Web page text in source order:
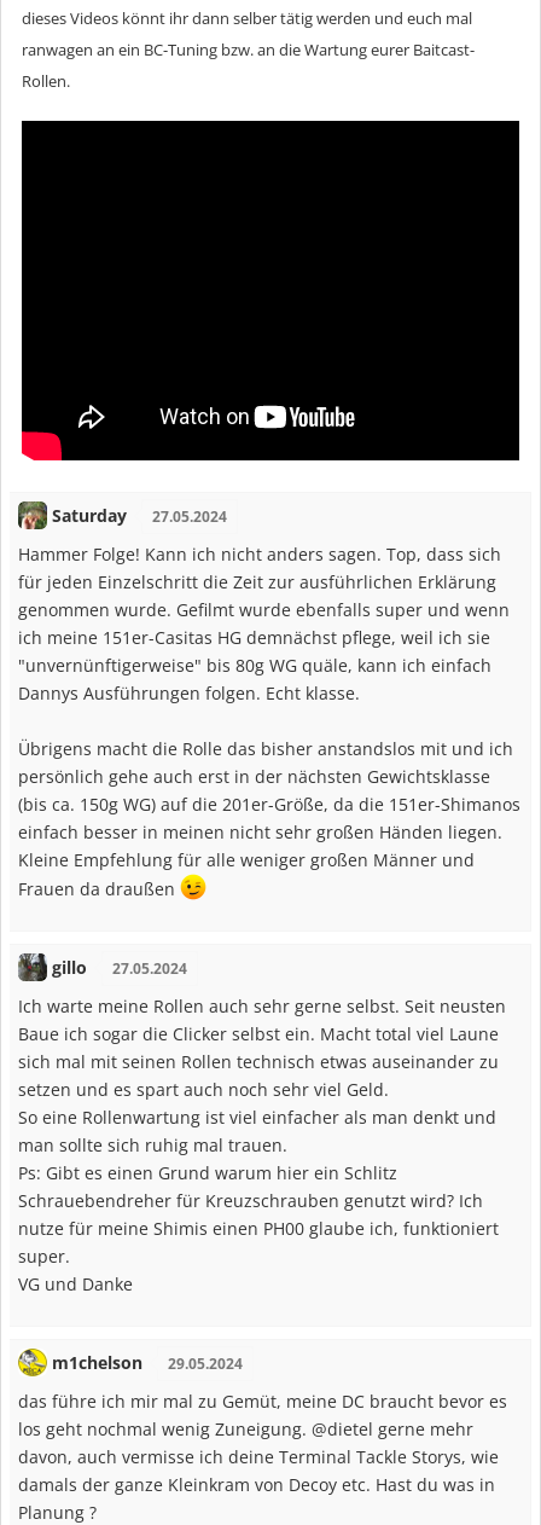
dieses Videos könnt ihr dann selber tätig werden und euch mal
ranwagen an ein BC-Tuning bzw. an die Wartung eurer Baitcast-
Rollen.
Saturday 27.05.2024
Hammer Folge! Kann ich nicht anders sagen. Top, dass sich
für jeden Einzelschritt die Zeit zur ausführlichen Erklärung
genommen wurde. Gefilmt wurde ebenfalls super und wenn
ich meine 151er-Casitas HG demnächst pflege, weil ich sie
"unvernünftigerweise" bis 80g WG quäle, kann ich einfach
Dannys Ausführungen folgen. Echt klasse.
Übrigens macht die Rolle das bisher anstandslos mit und ich
persönlich gehe auch erst in der nächsten Gewichtsklasse
(bis ca. 150g WG) auf die 201er-Größe, da die 151er-Shimanos
einfach besser in meinen nicht sehr großen Händen liegen.
Kleine Empfehlung für alle weniger großen Männer und
Frauen da draußen
gillo 27.05.2024
Ich warte meine Rollen auch sehr gerne selbst. Seit neusten
Baue ich sogar die Clicker selbst ein. Macht total viel Laune
sich mal mit seinen Rollen technisch etwas auseinander zu
setzen und es spart auch noch sehr viel Geld.
So eine Rollenwartung ist viel einfacher als man denkt und
man sollte sich ruhig mal trauen.
Ps: Gibt es einen Grund warum hier ein Schlitz
Schrauebendreher für Kreuzschrauben genutzt wird? Ich
nutze für meine Shimis einen PH00 glaube ich, funktioniert
super.
VG und Danke
m1chelson 29.05.2024
das führe ich mir mal zu Gemüt, meine DC braucht bevor es
los geht nochmal wenig Zuneigung. @dietel gerne mehr
davon, auch vermisse ich deine Terminal Tackle Storys, wie
damals der ganze Kleinkram von Decoy etc. Hast du was in
Planung ?